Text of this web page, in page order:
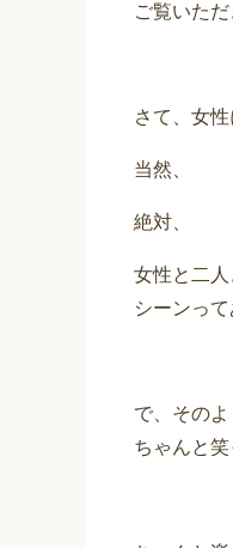
ご覧いた
さて、女
当然、
絶対、
女性と二
シーンって
で、その
ちゃんと